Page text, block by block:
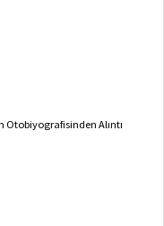
Otobiyografisinden Alıntı